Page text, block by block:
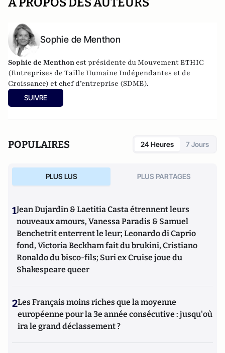
Sophie de Menthon
Sophie de Menthon est présidente du Mouvement ETHIC
(Entreprises de Taille Humaine Indépendantes et de
Croissance) et chef d’entreprise (SDME).
SUIVRE
POPULAIRES 24 Heures 7 Jours
PLUS LUS PLUS PARTAGES
1Jean Dujardin & Laetitia Casta étrennent leurs
nouveaux amours, Vanessa Paradis & Samuel
Benchetrit enterrent le leur; Leonardo di Caprio
fond, Victoria Beckham fait du brukini, Cristiano
Ronaldo du bisco-fils; Suri ex Cruise joue du
Shakespeare queer
2Les Français moins riches que la moyenne
européenne pour la 3e année consécutive : jusqu'où
ira le grand déclassement ?